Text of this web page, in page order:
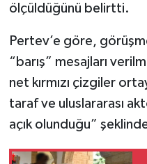
ölçüldüğünü belirtti.
Pertev’e göre,
“barış” mesajları
net kırmızı çizgiler
taraf ve uluslararası
açık olunduğu”